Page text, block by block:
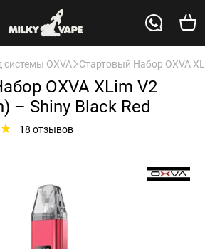
системы OXVA Стартовый Набор OXVA
OXVA XLim V2
– Shiny Black Red
18 отзывов